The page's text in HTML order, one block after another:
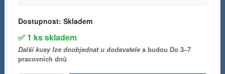
Dostupnost: Skladem
✅ 1 ks skladem
Další kusy lze doobjednat u dodavatele a budou Do 3–7
pracovních dnů